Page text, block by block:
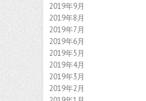
2019年9月
2019年8月
2019年7月
2019年6月
2019年5月
2019年4月
2019年3月
2019年2月